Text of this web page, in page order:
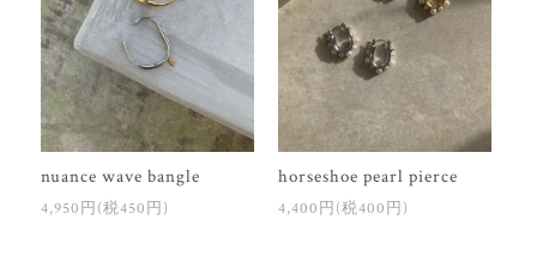
nuance wave bangle
4,950円(税450円)
horseshoe pearl pierce
4,400円(税400円)